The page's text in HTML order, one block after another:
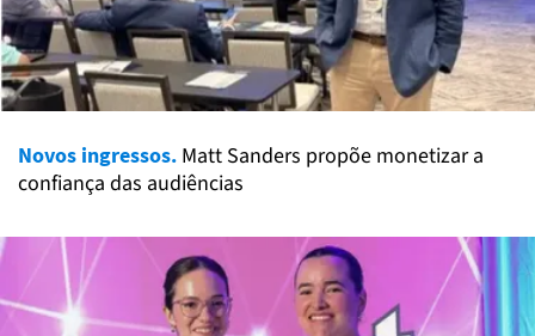
Novos ingressos. Matt Sanders propõe monetizar a
confiança das audiências